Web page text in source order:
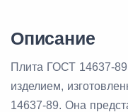
Описание
Плита ГОСТ 14637-89
изделием,
14637-89. Она